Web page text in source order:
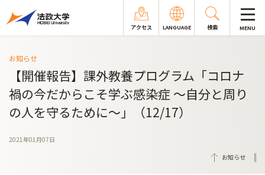
アクセス LANGUAGE 検索 MENU
お知らせ
【開催報告】課外教養プログラム「コロナ
禍の今だからこそ学ぶ感染症 ～自分と周り
の人を守るために～」（12/17）
2021年01月07日
お知らせ